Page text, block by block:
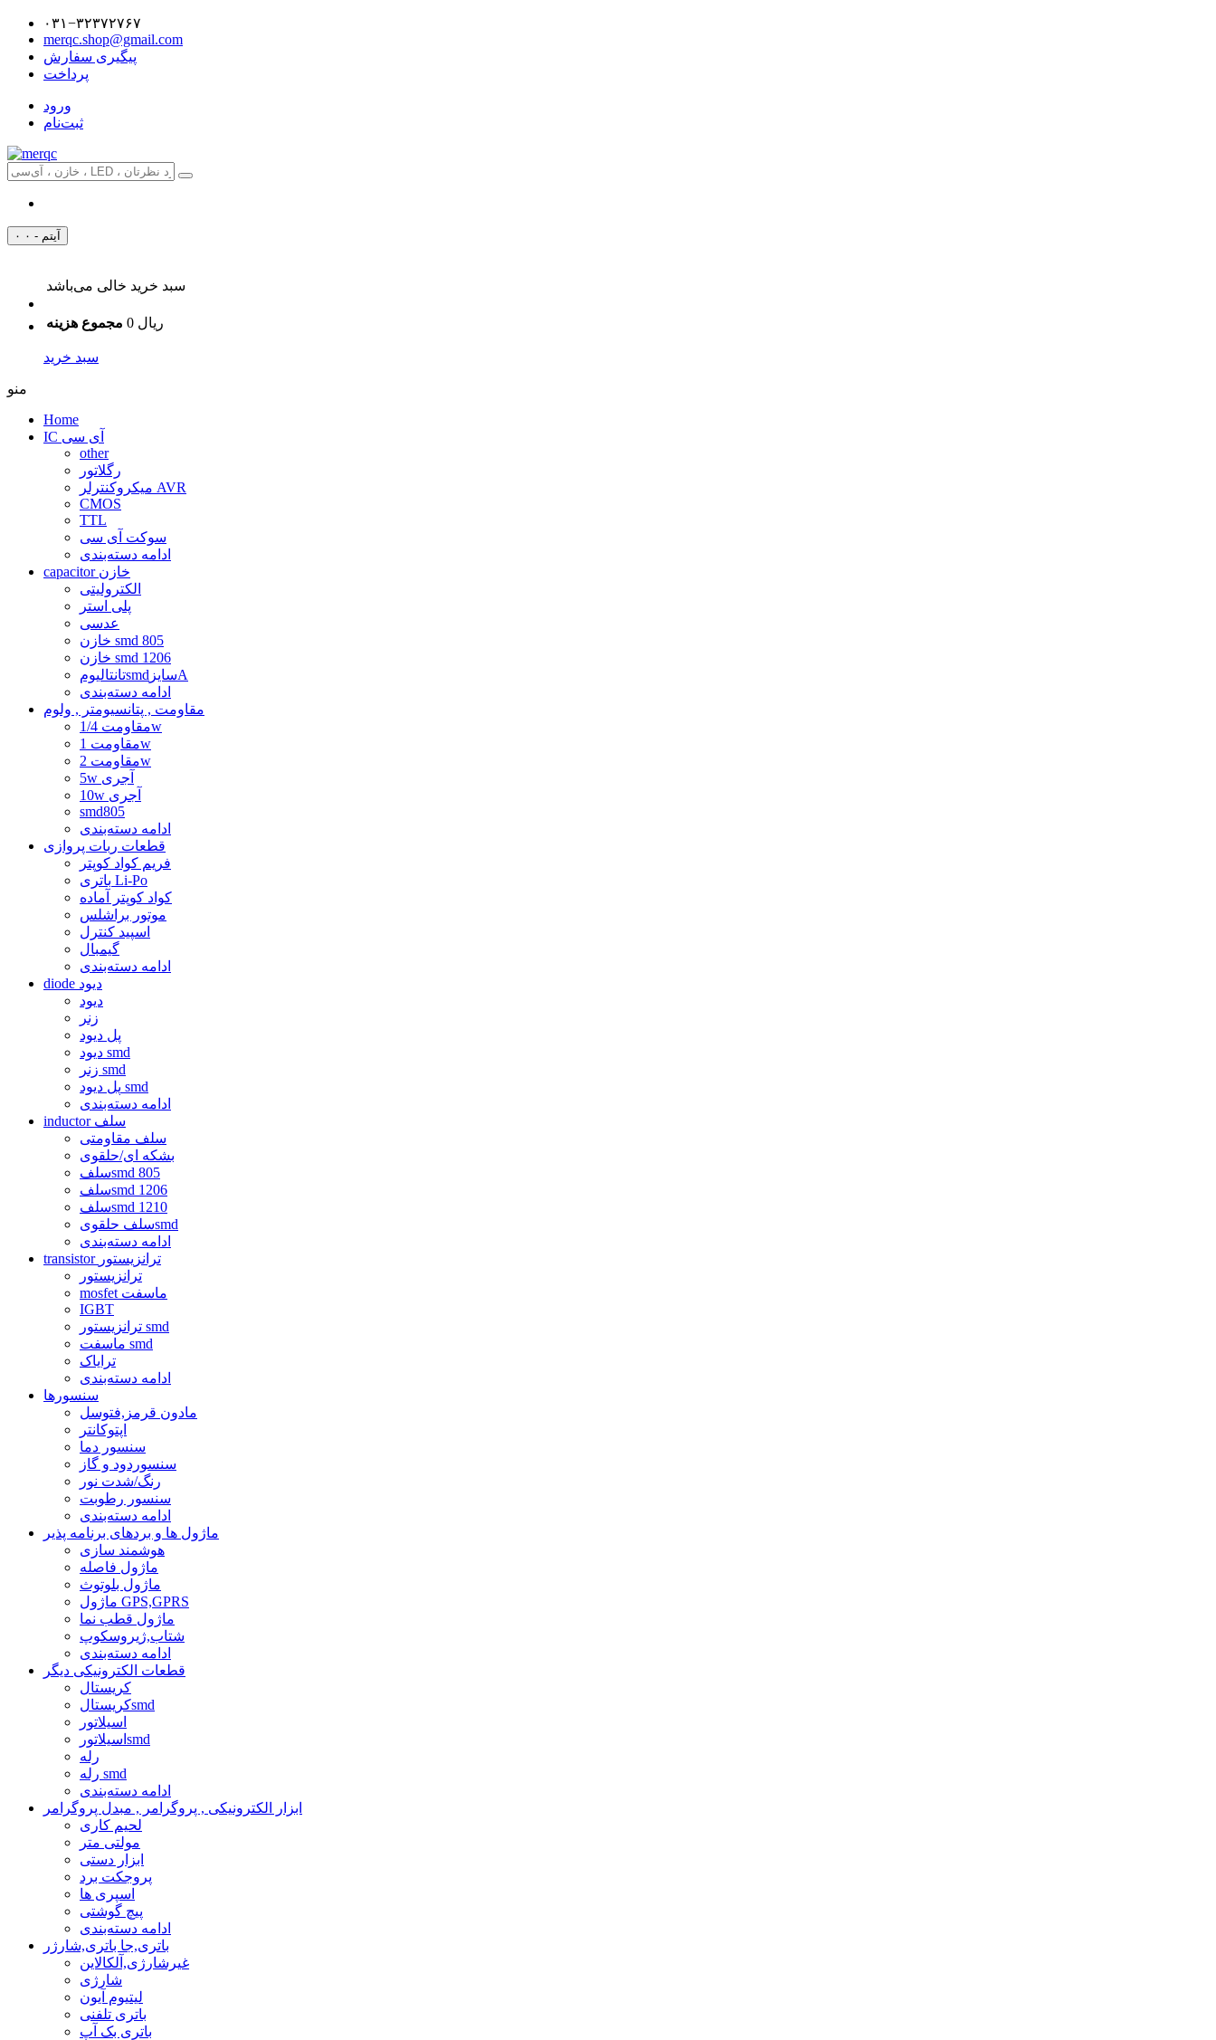
۰۳۱−۳۲۳۷۲۷۶۷
merqc.shop@gmail.com
پیگیری سفارش
پرداخت
ورود
ثبت‌نام
۰ آیتم - ۰
سبد خرید خالی می‌باشد
مجموع هزینه 0 ریال
سبد خرید
منو
Home
IC آی سی
other
رگلاتور
میکروکنترلر AVR
CMOS
TTL
سوکت آی سی
ادامه دسته‌بندی
capacitor خازن
الکترولیتی
پلی استر
عدسی
خازن smd 805
خازن smd 1206
تانتالیومsmdسایزA
ادامه دسته‌بندی
مقاومت , پتانسیومتر , ولوم
مقاومت 1/4w
مقاومت 1w
مقاومت 2w
5w آجری
10w آجری
smd805
ادامه دسته‌بندی
قطعات ربات پروازی
فریم کواد کوپتر
باتری Li-Po
کواد کوپتر آماده
موتور براشلس
اسپید کنترل
گیمبال
ادامه دسته‌بندی
diode دیود
دیود
زنر
پل دیود
دیود smd
زنر smd
پل دیود smd
ادامه دسته‌بندی
inductor سلف
سلف مقاومتی
بشکه ای/حلقوی
سلفsmd 805
سلفsmd 1206
سلفsmd 1210
سلف حلقویsmd
ادامه دسته‌بندی
transistor ترانزیستور
ترانزیستور
mosfet ماسفت
IGBT
ترانزیستور smd
ماسفت smd
ترایاک
ادامه دسته‌بندی
سنسورها
مادون قرمز,فتوسل
اپتوکانتر
سنسور دما
سنسوردود و گاز
رنگ/شدت نور
سنسور رطوبت
ادامه دسته‌بندی
ماژول ها و بردهای برنامه پذیر
هوشمند سازی
ماژول فاصله
ماژول بلوتوث
ماژول GPS,GPRS
ماژول قطب نما
شتاب,ژیروسکوپ
ادامه دسته‌بندی
قطعات الکترونیکی دیگر
کریستال
کریستالsmd
اسیلاتور
اسیلاتورsmd
رله
رله smd
ادامه دسته‌بندی
ابزار الکترونیکی , پروگرامر , مبدل پروگرامر
لحیم کاری
مولتی متر
ابزار دستی
پروجکت برد
اسپری ها
پیچ گوشتی
ادامه دسته‌بندی
باتری,جا باتری,شارژر
غیرشارژی,آلکالاین
شارژی
لیتیوم آیون
باتری تلفنی
باتری بک آپ